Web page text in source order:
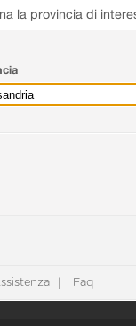
la provincia di
Faq